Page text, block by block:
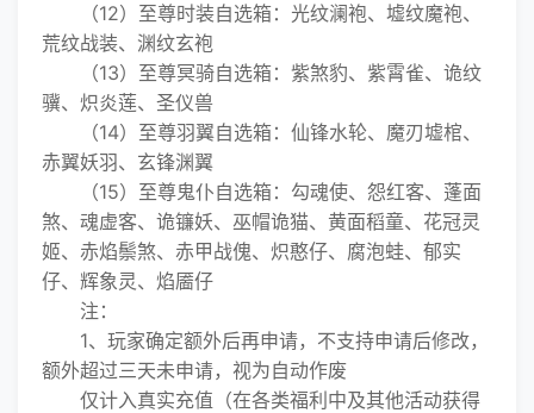
（12）至尊时装自选箱：光纹澜袍、墟纹魔袍、
荒纹战装、渊纹玄袍
（13）至尊冥骑自选箱：紫煞豹、紫霄雀、诡纹
骥、炽炎莲、圣仪兽
（14）至尊羽翼自选箱：仙锋水轮、魔刃墟棺、
赤翼妖羽、玄锋渊翼
（15）至尊鬼仆自选箱：勾魂使、怨红客、蓬面
煞、魂虚客、诡镰妖、巫帽诡猫、黄面稻童、花冠灵
姬、赤焰鬃煞、赤甲战傀、炽憨仔、腐泡蛙、郁实
仔、辉象灵、焰靥仔
注：
1、玩家确定额外后再申请，不支持申请后修改，
额外超过三天未申请，视为自动作废
仅计入真实充值（在各类福利中及其他活动获得